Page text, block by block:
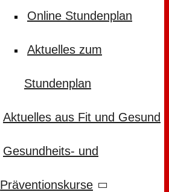
Online Stundenplan
Aktuelles zum
Stundenplan
Aktuelles aus Fit und Gesund
Gesundheits- und
Präventionskurse